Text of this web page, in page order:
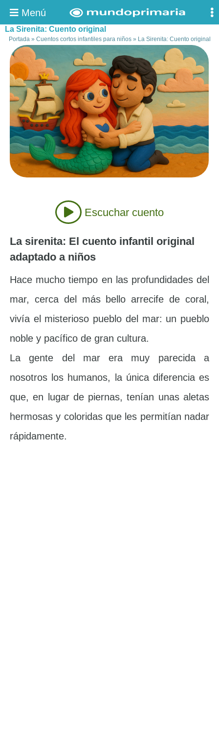
Menú
La Sirenita: Cuento original
Portada» Cuentos cortos infantiles para niños» La Sirenita: Cuento original
Escuchar cuento
La sirenita: El cuento infantil original
adaptado a niños
Hace mucho tiempo en las profundidades del
mar, cerca del más bello arrecife de coral,
vivía el misterioso pueblo del mar: un pueblo
noble y pacífico de gran cultura.
La gente del mar era muy parecida a
nosotros los humanos, la única diferencia es
que, en lugar de piernas, tenían unas aletas
hermosas y coloridas que les permitían nadar
rápidamente.